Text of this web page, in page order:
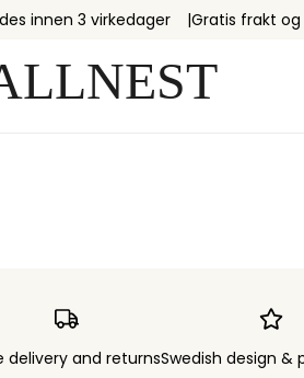
innen 3 virkedager Gratis frakt
delivery and returnsSwedish design &